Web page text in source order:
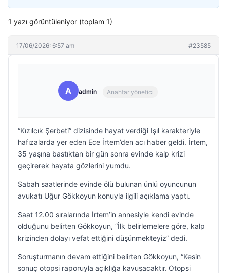
1 yazı görüntüleniyor (toplam 1)
17/06/2026: 6:57 am #23585
A admin Anahtar yönetici
“Kızılcık Şerbeti” dizisinde hayat verdiği Işıl karakteriyle
hafızalarda yer eden Ece İrtem’den acı haber geldi. İrtem,
35 yaşına bastıktan bir gün sonra evinde kalp krizi
geçirerek hayata gözlerini yumdu.
Sabah saatlerinde evinde ölü bulunan ünlü oyuncunun
avukatı Uğur Gökkoyun konuyla ilgili açıklama yaptı.
Saat 12.00 sıralarında İrtem’in annesiyle kendi evinde
olduğunu belirten Gökkoyun, “İlk belirlemelere göre, kalp
krizinden dolayı vefat ettiğini düşünmekteyiz” dedi.
Soruşturmanın devam ettiğini belirten Gökkoyun, “Kesin
sonuç otopsi raporuyla açıklığa kavuşacaktır. Otopsi